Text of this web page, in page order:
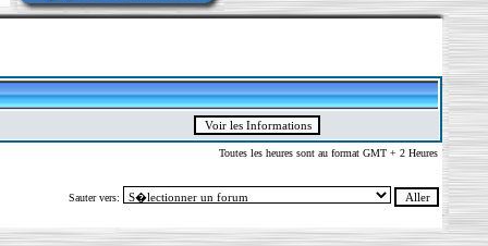
Toutes les heures sont au format GMT + 2 Heures
Sauter vers: